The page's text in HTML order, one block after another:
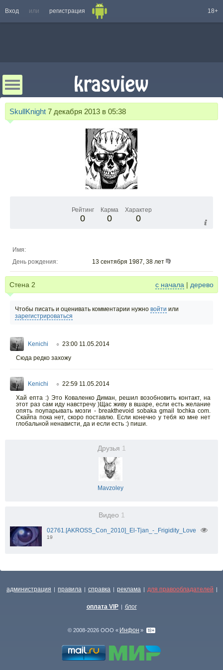
Вход или регистрация 18+
SkullKnight 7 декабря 2013 в 05:38
Рейтинг
0
Карма
0
Характер
0
Имя:
День рождения:
13 сентября 1987, 38 лет
Стена 2 с начала | дерево
Чтобы писать и оценивать комментарии нужно войти или
зарегистрироваться
Kenichi ○ 23:00 11.05.2014
Сюда редко захожу
Kenichi ○ 22:59 11.05.2014
Хай епта :) Это Коваленко Диман, решил возобновить контакт, на
этот раз сам иду навстречу )Щас живу в вшаре, если есть желание
опять поупарывать мозги - breakthevoid sobaka gmail tochka com.
Скайпа пока нет, скоро поставлю. Если конечно у тебя ко мне нет
глобальной ненависти, да и если есть :) пиши.
Друзья 1
Mavzoley
Видео 1
02761.[AKROSS_Con_2010]_El-Tjan_-_Frigidity_Love
19
администрация | правила | справка | реклама | для правообладателей |
оплата VIP | блог
© 2008-2026 ООО « Инфон »